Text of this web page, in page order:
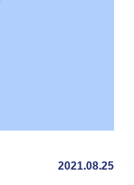
2021.08.25